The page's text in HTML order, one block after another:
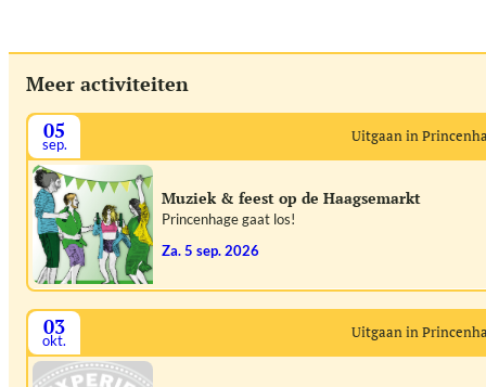
Meer activiteiten
05
sep. Uitgaan in
Muziek & feest op de Haagsemarkt
Princenhage gaat los!
za. 5 sep. 2026
03
okt. Uitgaan in